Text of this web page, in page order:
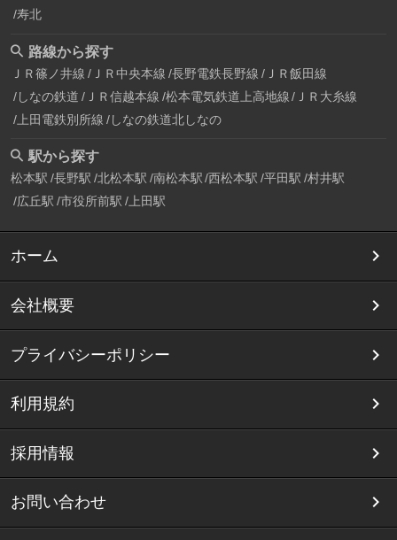
寿北
路線から探す
ＪＲ篠ノ井線 ＪＲ中央本線 長野電鉄長野線 ＪＲ飯田線
しなの鉄道 ＪＲ信越本線 松本電気鉄道上高地線
ＪＲ大糸線
上田電鉄別所線 しなの鉄道北しなの
駅から探す
松本駅 長野駅 北松本駅 南松本駅 西松本駅 平田駅 村井駅
広丘駅 市役所前駅 上田駅
ホーム
会社概要
プライバシーポリシー
利用規約
採用情報
お問い合わせ